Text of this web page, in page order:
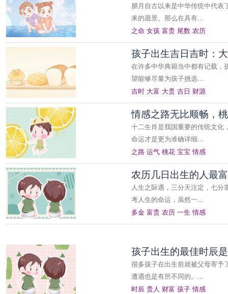
腊月自古以来是中华传统中代
来的愿景。那么在具有…
之命 女孩 富贵 尾数 农历
孩子出生吉日吉时：
在许多中华典籍当中都有记载，
望能够尽量为孩子挑选…
吉时 大富 大贵 吉日 财源
情感之路无比顺畅，
十二生肖是我国重要的传统文化
命运才是更为准确详细…
之路 运气 桃花 宝宝 情感
农历几日出生的人最
人生之际遇，三分天注定，七
考人生的命运，虽然一…
多金 富贵 农历 一生 情感
孩子出生的最佳时辰
很多孩子在出生前就被父母寄予
遭遇也是有所不同的。…
时辰 贵人 财富 孩子 情感